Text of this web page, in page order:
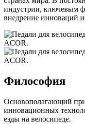
индустрии, ключевым
внедрение инноваций и
Философия
Основополагающий
инновационных
езды на велосипеде.